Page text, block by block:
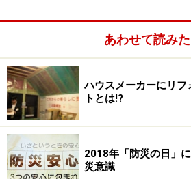
大和ハウス工業が採用した家庭用燃料
行き55センチ、高さ67センチで、設置
スをとらないのも特徴だ（クリックす
家庭用蓄電池に期待されるのは、
することであり、さらには電力使
あわせて読み
ハウスメーカーにリフ
トとは!?
2018年「防災の日」
災意識